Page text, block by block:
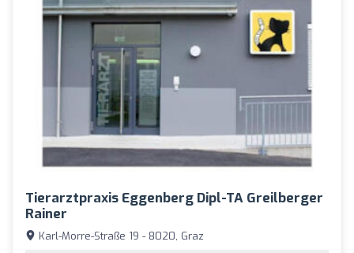
Tierarztpraxis Eggenberg Dipl-TA Greilberger
Rainer
Karl-Morre-Straße 19 - 8020, Graz